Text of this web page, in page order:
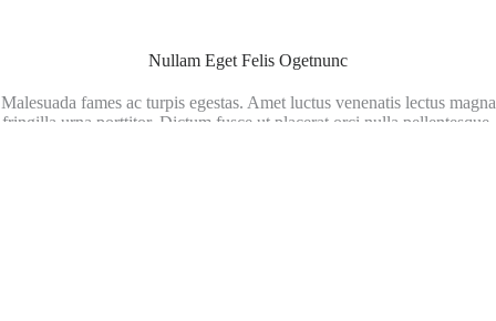
Nullam Eget Felis Ogetnunc
Malesuada fames ac turpis egestas. Amet luctus venenatis lectus magna
fringilla urna porttitor. Dictum fusce ut placerat orci nulla pellentesque.